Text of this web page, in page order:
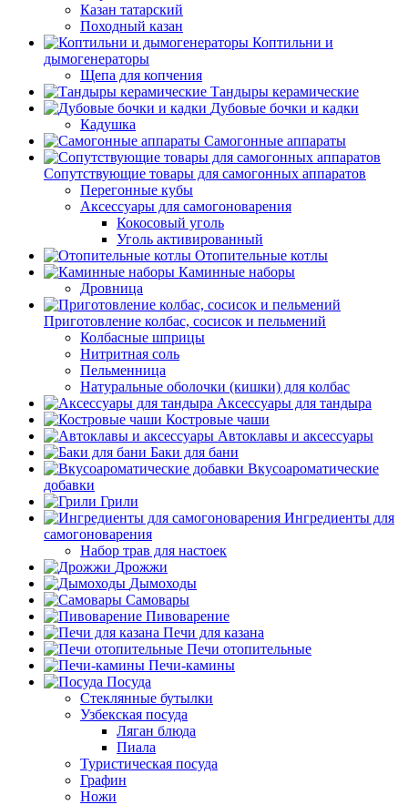
Казан татарский
Походный казан
Коптильни и
дымогенераторы
Щепа для копчения
Тандыры керамические
Дубовые бочки и кадки
Кадушка
Самогонные аппараты
Сопутствующие товары для самогонных аппаратов
Перегонные кубы
Аксессуары для самогоноварения
Кокосовый уголь
Уголь активированный
Отопительные котлы
Каминные наборы
Дровница
Приготовление колбас, сосисок и пельмений
Колбасные шприцы
Нитритная соль
Пельменница
Натуральные оболочки (кишки) для колбас
Аксессуары для тандыра
Костровые чаши
Автоклавы и аксессуары
Баки для бани
Вкусоароматические
добавки
Грили
Ингредиенты для
самогоноварения
Набор трав для настоек
Дрожжи
Дымоходы
Самовары
Пивоварение
Печи для казана
Печи отопительные
Печи-камины
Посуда
Стеклянные бутылки
Узбекская посуда
Ляган блюда
Пиала
Туристическая посуда
Графин
Ножи